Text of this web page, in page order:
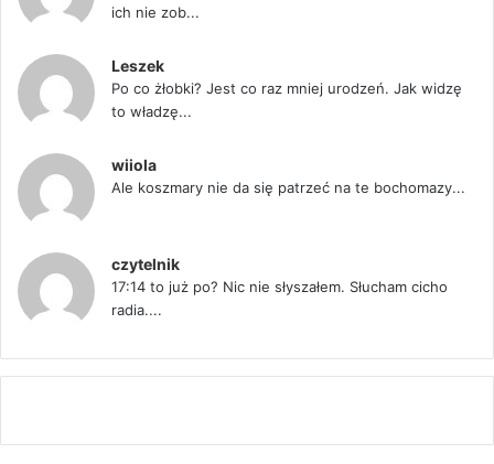
ich nie zob...
Leszek
Po co żłobki? Jest co raz mniej urodzeń. Jak widzę
to władzę...
wiiola
Ale koszmary nie da się patrzeć na te bochomazy...
czytelnik
17:14 to już po? Nic nie słyszałem. Słucham cicho
radia....